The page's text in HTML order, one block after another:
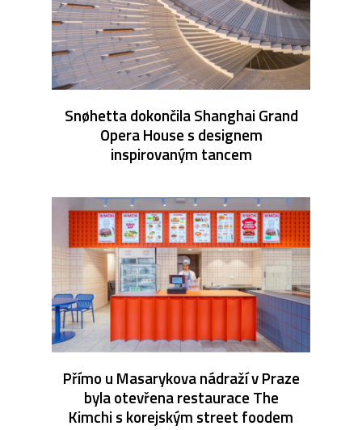
Snøhetta dokončila Shanghai Grand
Opera House s designem
inspirovaným tancem
Přímo u Masarykova nádraží v Praze
byla otevřena restaurace The
Kimchi s korejským street foodem